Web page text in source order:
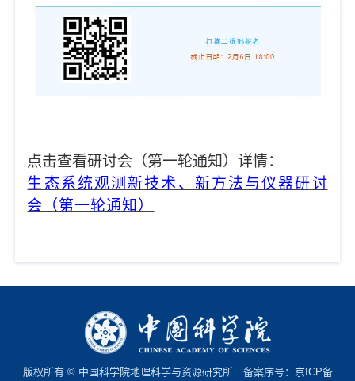
点击查看研讨会（第一轮通知）详情：
生态系统观测新技术、新方法与仪器研讨
会（第一轮通知）
版权所有 © 中国科学院地理科学与资源研究所 备案序号： 京ICP备